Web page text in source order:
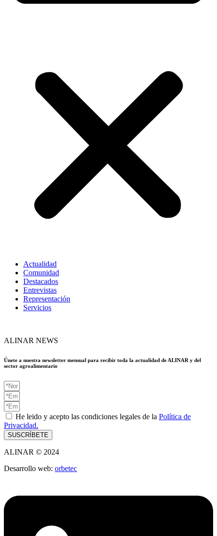
Actualidad
Comunidad
Destacados
Entrevistas
Representación
Servicios
ALINAR NEWS
Únete a nuestra newsletter mensual para recibir toda la actualidad de ALINAR y del
sector agroalimentario
He leido y acepto las condiciones legales de la Política de
Privacidad.
SUSCRÍBETE
ALINAR © 2024
Desarrollo web: orbetec